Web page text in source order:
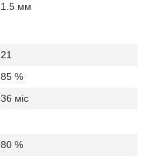
1.5 мм
21
85 %
36 міс
80 %